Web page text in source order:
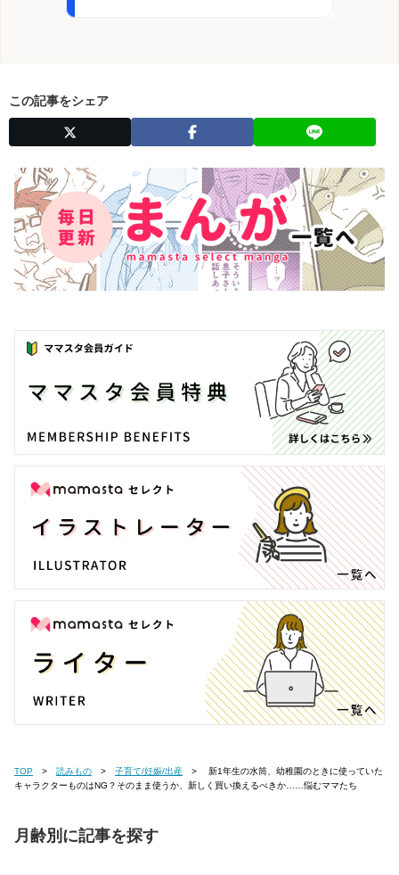
この記事をシェア
TOP 読みもの 子育て/妊娠/出産
キャラクターものはNG？そのまま使うか、新しく買い換えるべきか……悩むママたち
月齢別に記事を探す